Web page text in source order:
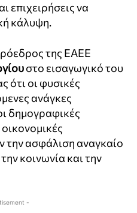
επιχειρήσεις να
κάλυψη.
της ΕΑΕΕ
στο εισαγωγικό του
ότι οι φυσικές
ανάγκες
δημογραφικές
οικονομικές
την ασφάλιση αναγκαίο
κοινωνία και την
-